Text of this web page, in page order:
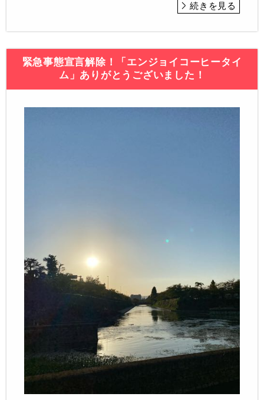
続きを見る
緊急事態宣言解除！「エンジョイコーヒータイ
ム」ありがとうございました！